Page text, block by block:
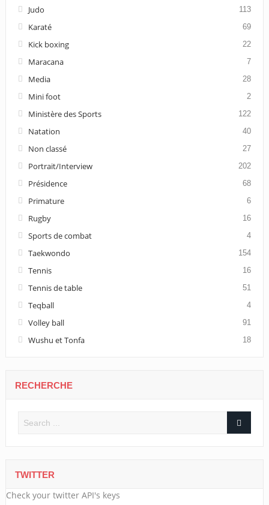
Judo 113
Karaté 69
Kick boxing 22
Maracana 7
Media 28
Mini foot 2
Ministère des Sports 122
Natation 40
Non classé 27
Portrait/Interview 202
Présidence 68
Primature 6
Rugby 16
Sports de combat 4
Taekwondo 154
Tennis 16
Tennis de table 51
Teqball 4
Volley ball 91
Wushu et Tonfa 18
RECHERCHE
TWITTER
Check your twitter API's keys